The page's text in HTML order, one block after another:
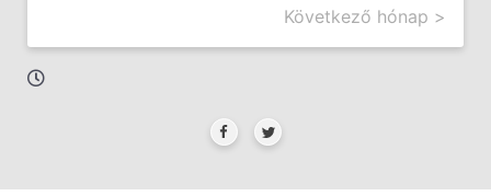
Következő hónap >